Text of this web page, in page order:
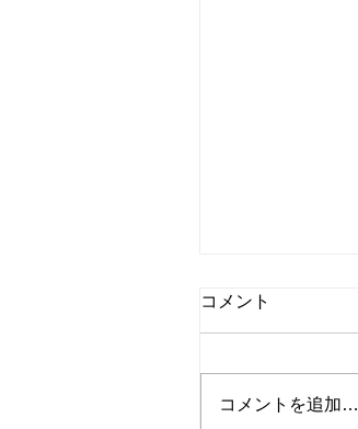
コメント
コメントを追加…